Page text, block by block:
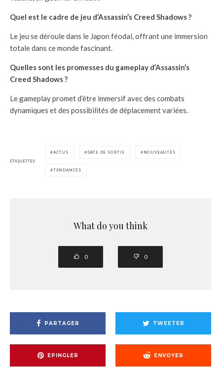
Quel est le cadre de jeu d’Assassin’s Creed Shadows ?
Le jeu se déroule dans le Japon féodal, offrant une immersion
totale dans ce monde fascinant.
Quelles sont les promesses du gameplay d’Assassin’s
Creed Shadows ?
Le gameplay promet d’être immersif avec des combats
dynamiques et des possibilités de déplacement variées.
ÉTIQUETTES
ACTUS DATE DE SORTIE NOUVEAUTÉS
TENDANCES
What do you think
0 0
PARTAGER TWEETER
EPINGLER ENVOYER